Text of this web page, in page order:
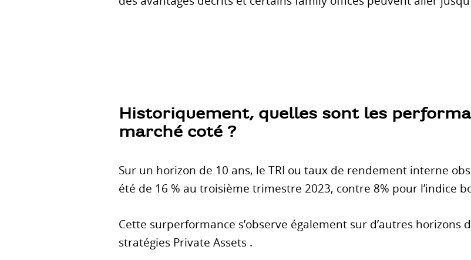
Historiquement, quelles sont les
marché coté ?
Sur un horizon de 10 ans, le TRI ou taux de rendement interne
été de 16 % au troisième trimestre 2023, contre 8% pour l’indice
Cette surperformance s’observe également sur d’autres horizons
stratégies Private Assets .